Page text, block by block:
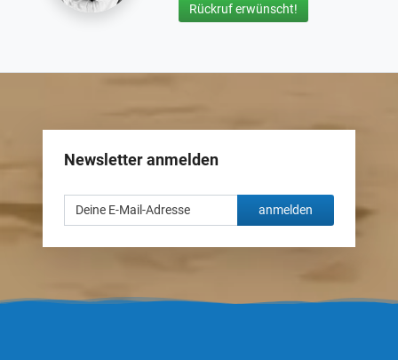
Rückruf erwünscht!
Newsletter anmelden
anmelden